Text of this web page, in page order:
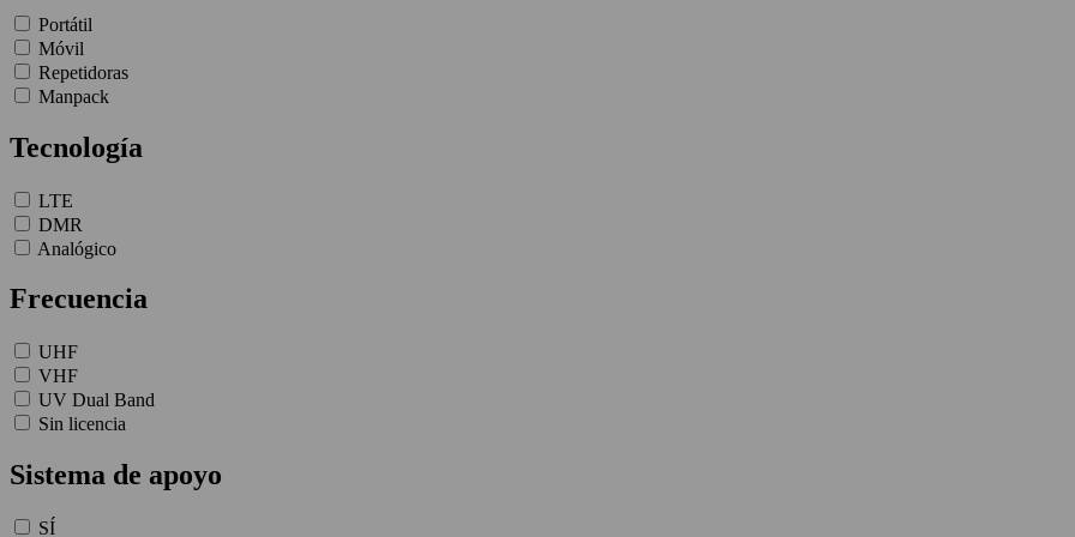
Portátil
Móvil
Repetidoras
Manpack
Tecnología
LTE
DMR
Analógico
Frecuencia
UHF
VHF
UV Dual Band
Sin licencia
Sistema de apoyo
SÍ